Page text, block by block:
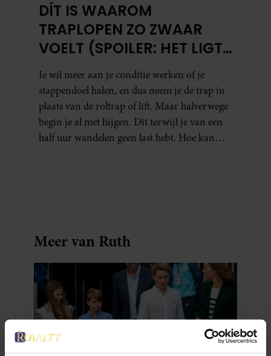
DÍT IS WAAROM
TRAPLOPEN ZO ZWAAR
VOELT (SPOILER: HET LIGT
NIET AAN JE CONDITIE)
Je wil meer aan je conditie werken of je
stappendoel halen, en dus neem je de trap in
plaats van de roltrap of lift. Maar halverwege
begin je al met hijgen. Dit terwijl je van een
half uur wandelen geen last hebt. Hoe kan
Meer van Ruth